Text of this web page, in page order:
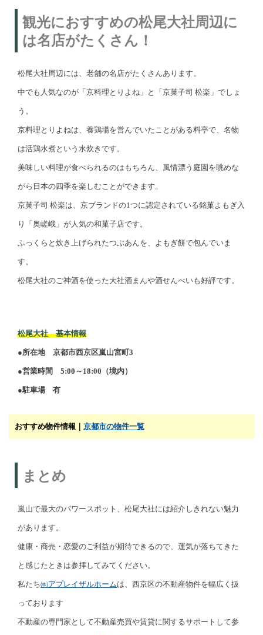
観光におすすめの松尾大社周辺に
は名店がたくさん！
松尾大社周辺には、老舗の名店がたくさんあります。
中でも人気なのが「京料理とりよね」と「京菓子司 松楽」でしょ
う。
京料理とりよねは、養鶏場を営んでいたことがある料亭で、名物
は活鶏水煮という水炊きです。
美味しい料理が食べられるのはもちろん、風情漂う庭園を眺めな
がら日本の四季を楽しむことができます。
京菓子司 松楽は、京ブランドの1つに認定されている銘菓よもぎ入
り「奥嵯峨」が人気の和菓子店です。
ふっくらと炊き上げられたつぶあんを、よもぎ餅で包んでいま
す。
松尾大社のご神酒を使った大社酒まんや酒せんべいも好評です。
松尾大社 基本情報
●所在地 京都市西京区嵐山宮町3
●営業時間 5:00～18:00（境内）
●駐車場 有
おすすめ物件情報｜ 京都市の物件一覧
まとめ
嵐山で最大のパワースポット、松尾大社には紹介しきれない魅力
があります。
健康・商売・恋愛のご利益が期待できるので、運気が落ちてきた
と感じたときは参拝してみてください。
私たち㈱アプレイザルホームは、西京区の不動産物件を幅広く扱
っております
不動産の専門家として不動産売買や賃貸に関するサポートして参